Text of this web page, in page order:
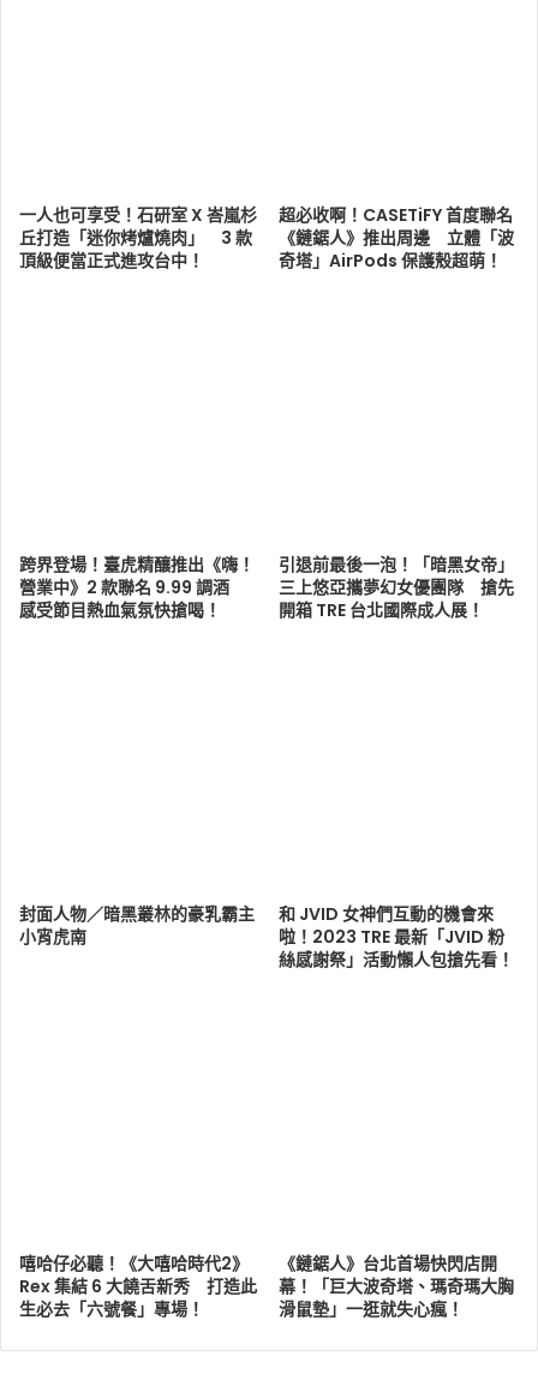
一人也可享受！石研室 X 峇嵐杉
丘打造「迷你烤爐燒肉」 3 款
頂級便當正式進攻台中！
超必收啊！CASETiFY 首度聯名
《鏈鋸人》推出周邊 立體「波
奇塔」AirPods 保護殼超萌！
跨界登場！臺虎精釀推出《嗨！
營業中》2 款聯名 9.99 調酒
感受節目熱血氣氛快搶喝！
引退前最後一泡！「暗黑女帝」
三上悠亞攜夢幻女優團隊 搶先
開箱 TRE 台北國際成人展！
封面人物／暗黑叢林的豪乳霸主
小宵虎南
和 JVID 女神們互動的機會來
啦！2023 TRE 最新「JVID 粉
絲感謝祭」活動懶人包搶先看！
嘻哈仔必聽！《大嘻哈時代2》
Rex 集結 6 大饒舌新秀 打造此
生必去「六號餐」專場！
《鏈鋸人》台北首場快閃店開
幕！「巨大波奇塔、瑪奇瑪大胸
滑鼠墊」一逛就失心瘋！